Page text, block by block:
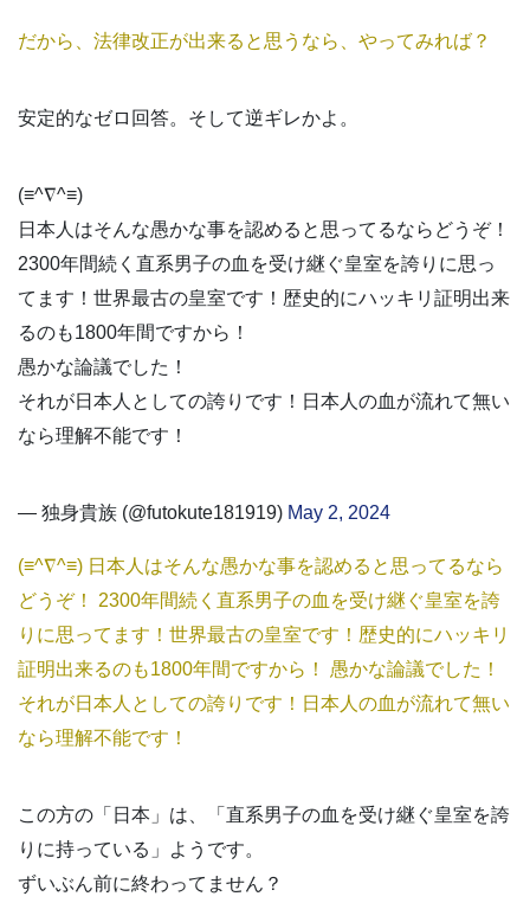
だから、法律改正が出来ると思うなら、やってみれば？
安定的なゼロ回答。そして逆ギレかよ。
(≡^∇^≡)
日本人はそんな愚かな事を認めると思ってるならどうぞ！
2300年間続く直系男子の血を受け継ぐ皇室を誇りに思っ
てます！世界最古の皇室です！歴史的にハッキリ証明出来
るのも1800年間ですから！
愚かな論議でした！
それが日本人としての誇りです！日本人の血が流れて無い
なら理解不能です！
— 独身貴族 (@futokute181919) May 2, 2024
(≡^∇^≡) 日本人はそんな愚かな事を認めると思ってるなら
どうぞ！ 2300年間続く直系男子の血を受け継ぐ皇室を誇
りに思ってます！世界最古の皇室です！歴史的にハッキリ
証明出来るのも1800年間ですから！ 愚かな論議でした！
それが日本人としての誇りです！日本人の血が流れて無い
なら理解不能です！
この方の「日本」は、「直系男子の血を受け継ぐ皇室を誇
りに持っている」ようです。
ずいぶん前に終わってません？